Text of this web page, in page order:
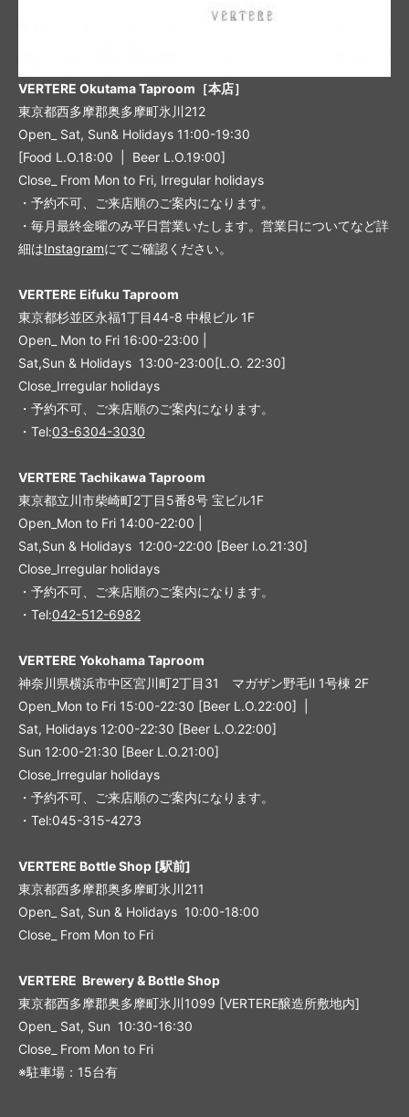
VERTERE Okutama Taproom［本店］
東京都西多摩郡奥多摩町氷川212
Open_ Sat, Sun& Holidays 11:00-19:30
[Food L.O.18:00 | Beer L.O.19:00]
Close_ From Mon to Fri, Irregular holidays
・予約不可、ご来店順のご案内になります。
・毎月最終金曜のみ平日営業いたします。営業日についてなど詳
細はInstagramにてご確認ください。
VERTERE Eifuku Taproom
東京都杉並区永福1丁目44-8 中根ビル 1F
Open_ Mon to Fri 16:00-23:00 |
Sat,Sun & Holidays 13:00-23:00[L.O. 22:30]
Close_Irregular holidays
・予約不可、ご来店順のご案内になります。
・Tel:03-6304-3030
VERTERE Tachikawa Taproom
東京都立川市柴崎町2丁目5番8号 宝ビル1F
Open_Mon to Fri 14:00-22:00 |
Sat,Sun & Holidays 12:00-22:00 [Beer l.o.21:30]
Close_Irregular holidays
・予約不可、ご来店順のご案内になります。
・Tel:042-512-6982
VERTERE Yokohama Taproom
神奈川県横浜市中区宮川町2丁目31 マガザン野毛Ⅱ 1号棟 2F
Open_Mon to Fri 15:00-22:30 [Beer L.O.22:00] |
Sat, Holidays 12:00-22:30 [Beer L.O.22:00]
Sun 12:00-21:30 [Beer L.O.21:00]
Close_Irregular holidays
・予約不可、ご来店順のご案内になります。
・Tel:045-315-4273
VERTERE Bottle Shop [駅前]
東京都西多摩郡奥多摩町氷川211
Open_ Sat, Sun & Holidays 10:00-18:00
Close_ From Mon to Fri
VERTERE Brewery & Bottle Shop
東京都西多摩郡奥多摩町氷川1099 [VERTERE醸造所敷地内]
Open_ Sat, Sun 10:30-16:30
Close_ From Mon to Fri
※駐車場：15台有